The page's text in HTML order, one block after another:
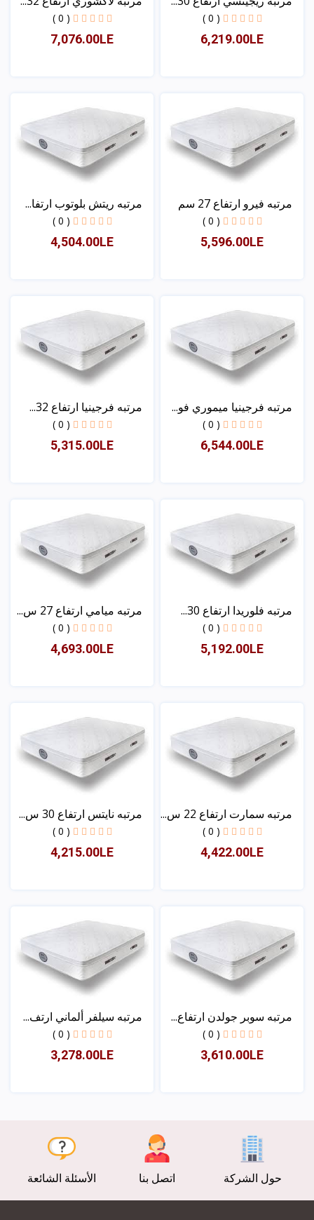
( 0 )
6,219.00LE
( 0 )
7,076.00LE
مرتبه فيرو ارتفاع 27 سم
( 0 )
5,596.00LE
مرتبه ريتش بلوتوب ارتفا...
( 0 )
4,504.00LE
مرتبه فرجينيا ميموري فو...
( 0 )
6,544.00LE
مرتبه فرجينيا ارتفاع 32...
( 0 )
5,315.00LE
مرتبه فلوريدا ارتفاع 30...
( 0 )
5,192.00LE
مرتبه ميامي ارتفاع 27 س...
( 0 )
4,693.00LE
مرتبه سمارت ارتفاع 22 س...
( 0 )
4,422.00LE
مرتبه نايتس ارتفاع 30 س...
( 0 )
4,215.00LE
مرتبه سوبر جولدن ارتفاع...
( 0 )
3,610.00LE
مرتبه سيلفر ألماني ارتف...
( 0 )
3,278.00LE
حول الشركة اتصل بنا الأسئلة الشائعة